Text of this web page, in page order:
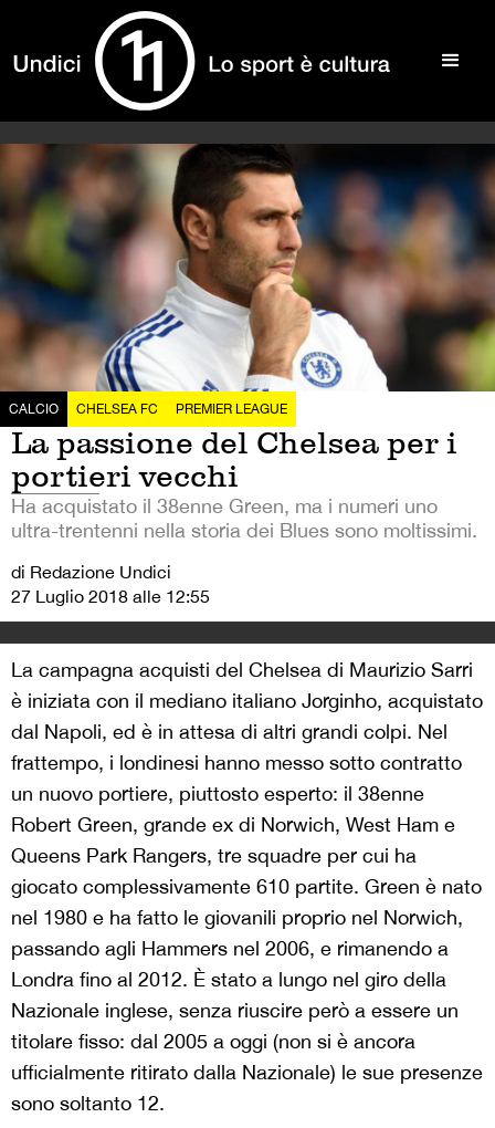
CALCIO CHELSEA FC PREMIER LEAGUE
La passione del Chelsea per i
portieri vecchi
Ha acquistato il 38enne Green, ma i numeri uno
ultra-trentenni nella storia dei Blues sono moltissimi.
di Redazione Undici
27 Luglio 2018 alle 12:55
La campagna acquisti del Chelsea di Maurizio Sarri
è iniziata con il mediano italiano Jorginho, acquistato
dal Napoli, ed è in attesa di altri grandi colpi. Nel
frattempo, i londinesi hanno messo sotto contratto
un nuovo portiere, piuttosto esperto: il 38enne
Robert Green, grande ex di Norwich, West Ham e
Queens Park Rangers, tre squadre per cui ha
giocato complessivamente 610 partite. Green è nato
nel 1980 e ha fatto le giovanili proprio nel Norwich,
passando agli Hammers nel 2006, e rimanendo a
Londra fino al 2012. È stato a lungo nel giro della
Nazionale inglese, senza riuscire però a essere un
titolare fisso: dal 2005 a oggi (non si è ancora
ufficialmente ritirato dalla Nazionale) le sue presenze
sono soltanto 12.